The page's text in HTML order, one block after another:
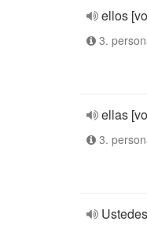
ellos
3.
ellas
3.